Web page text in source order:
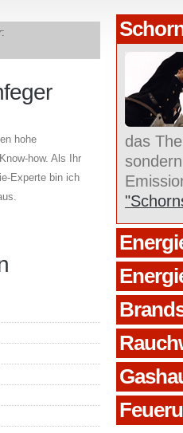
das
hohe
how. Als Ihr
Experte bin ich